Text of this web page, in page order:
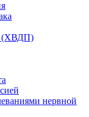
(ХВДП)
нервной